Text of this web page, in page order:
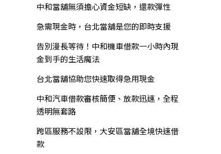
中和當舖無須擔心資金短缺，還款彈性
急需現金時，台北當舖是您的即時支援
告別漫長等待！中和機車借款一小時內現
金到手的生活魔法
台北當舖協助您快速取得急用現金
中和汽車借款審核簡便、放款迅速，全程
透明無套路
跨區服務不設限，大安區當舖全境快速借
款